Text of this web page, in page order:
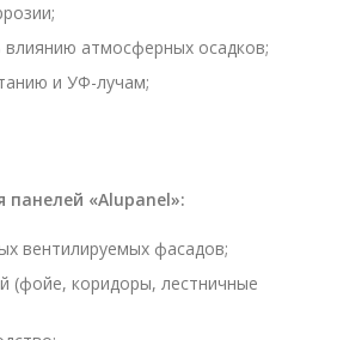
атмосферных осадков;
и УФ-лучам;
«Alupanel»:
вентилируемых фасадов;
(фойе, коридоры, лестничные